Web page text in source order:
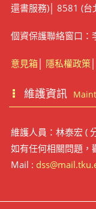
還書服務)│ 8581 (台
個資保護聯絡窗口：
意見箱│ 隱私權政策│
維護資訊
維護人員：林泰宏 (
如有任何相關問題，
Mail :